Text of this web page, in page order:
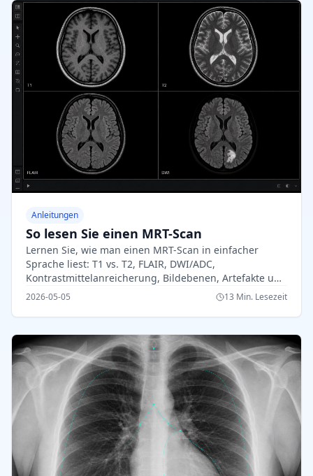
Anleitungen
So lesen Sie einen MRT-Scan
Lernen Sie, wie man einen MRT-Scan in einfacher
Sprache liest: T1 vs. T2, FLAIR, DWI/ADC,
Kontrastmittelanreicherung, Bildebenen, Artefakte und
Berichtsterminologie.
2026-05-05 13 Min. Lesezeit